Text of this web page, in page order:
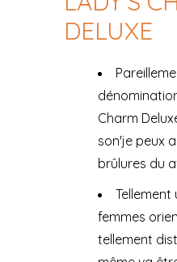
DELUXE
Charm
son'je peux
brûlures du
Tellement
femmes
tellement